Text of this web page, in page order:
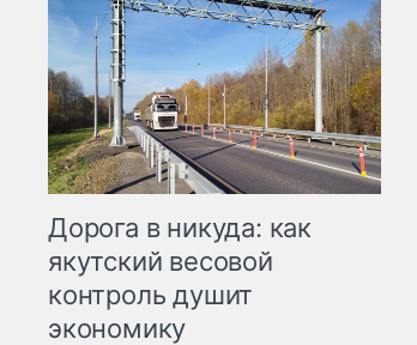
Дорога в никуда: как
якутский весовой
контроль душит
экономику